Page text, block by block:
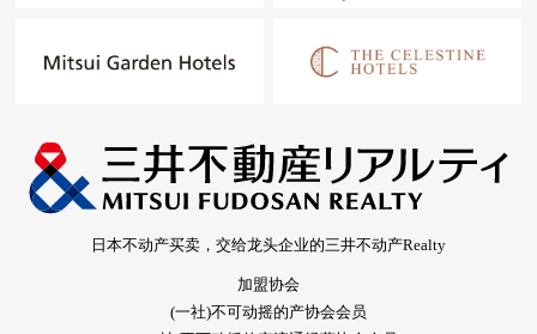
日本不动产买卖，交给龙头企业的三井不动产Realty
加盟协会
(一社)不可动摇的产协会会员